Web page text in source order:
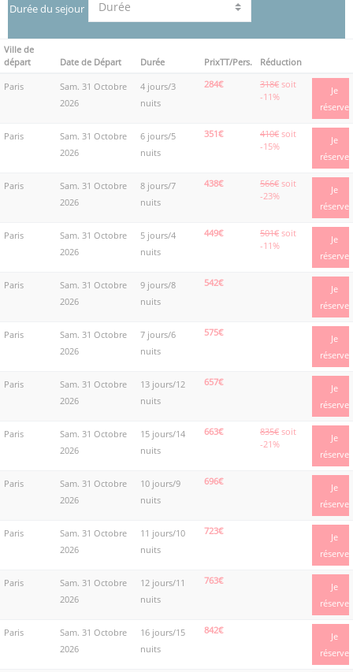
Durée du sejour
Ville de
départ
Date de Départ Durée PrixTT/Pers. Réduction
Paris
Sam. 31 Octobre
2026
4 jours/3
nuits
284€ 318€ soit
-11%
Je
réserve
Paris
Sam. 31 Octobre
2026
6 jours/5
nuits
351€ 410€ soit
-15%
Je
réserve
Paris
Sam. 31 Octobre
2026
8 jours/7
nuits
438€ 566€ soit
-23%
Je
réserve
Paris
Sam. 31 Octobre
2026
5 jours/4
nuits
449€ 501€ soit
-11%
Je
réserve
Paris
Sam. 31 Octobre
2026
9 jours/8
nuits
542€
Je
réserve
Paris
Sam. 31 Octobre
2026
7 jours/6
nuits
575€
Je
réserve
Paris
Sam. 31 Octobre
2026
13 jours/12
nuits
657€
Je
réserve
Paris
Sam. 31 Octobre
2026
15 jours/14
nuits
663€ 835€ soit
-21%
Je
réserve
Paris
Sam. 31 Octobre
2026
10 jours/9
nuits
696€
Je
réserve
Paris
Sam. 31 Octobre
2026
11 jours/10
nuits
723€
Je
réserve
Paris
Sam. 31 Octobre
2026
12 jours/11
nuits
763€
Je
réserve
Paris
Sam. 31 Octobre
2026
16 jours/15
nuits
842€
Je
réserve